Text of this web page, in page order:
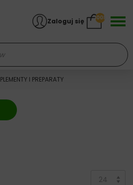
Zaloguj się 1008
I PREPARATY